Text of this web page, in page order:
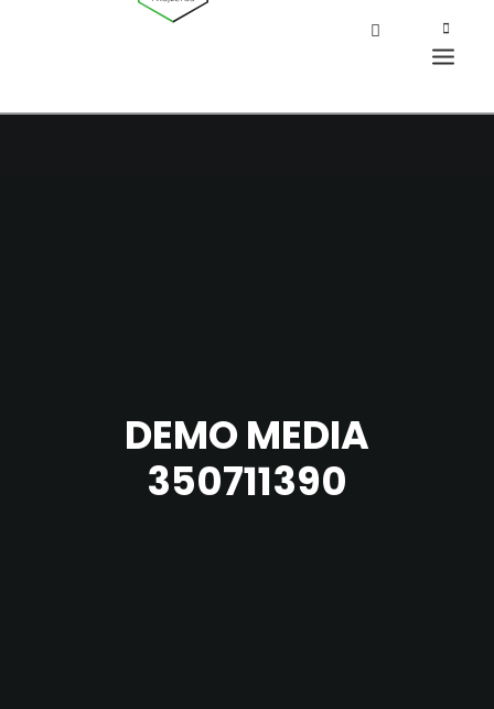
DEMO MEDIA
350711390